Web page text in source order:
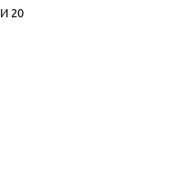
20